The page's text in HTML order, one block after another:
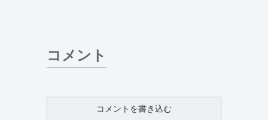
コメント
コメントを書き込む